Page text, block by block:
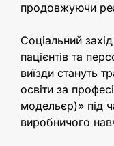
продовжуючи
Соціальний
пацієнтів та
виїзди стануть
освіти за
модельєр)» під
виробничого